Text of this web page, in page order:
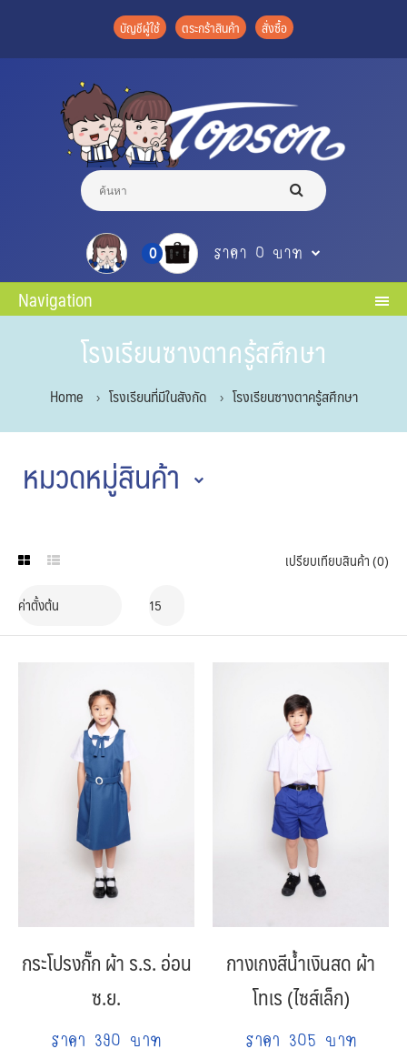
บัญชีผู้ใช้ ตระกร้าสินค้า สั่งซื้อ
0 ราคา 0 บาท
Navigation
โรงเรียนซางตาครู้สศึกษา
Home โรงเรียนที่มีในสังกัด โรงเรียนซางตาครู้สศึกษา
หมวดหมู่สินค้า
เปรียบเทียบสินค้า (0)
กระโปรงกั๊ก ผ้า ร.ร. อ่อน
ซ.ย.
ราคา 390 บาท
กางเกงสีน้ำเงินสด ผ้า
โทเร (ไซส์เล็ก)
ราคา 305 บาท